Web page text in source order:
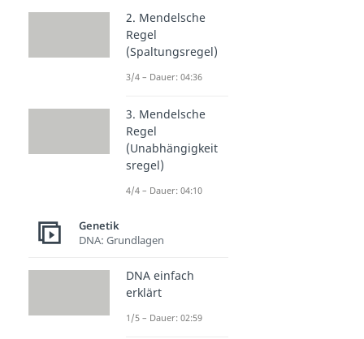
2. Mendelsche
Regel
(Spaltungsregel)
3/4 – Dauer: 04:36
3. Mendelsche
Regel
(Unabhängigkeit
sregel)
4/4 – Dauer: 04:10
Genetik
DNA: Grundlagen
DNA einfach
erklärt
1/5 – Dauer: 02:59